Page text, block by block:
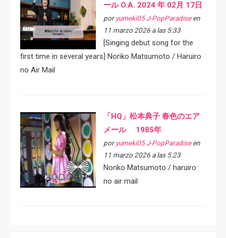
ール O.A. 2024 年 02月 17日
por yumeki05 J-PopParadiseen
11 marzo 2026 a las 5:33
[Singing debut song for the
first time in several years] Noriko Matsumoto / Haruiro
no Air Mail
「HQ」松本典子 春色のエア
メール 1985年
por yumeki05 J-PopParadiseen
11 marzo 2026 a las 5:23
Noriko Matsumoto / haruiro
no air mail